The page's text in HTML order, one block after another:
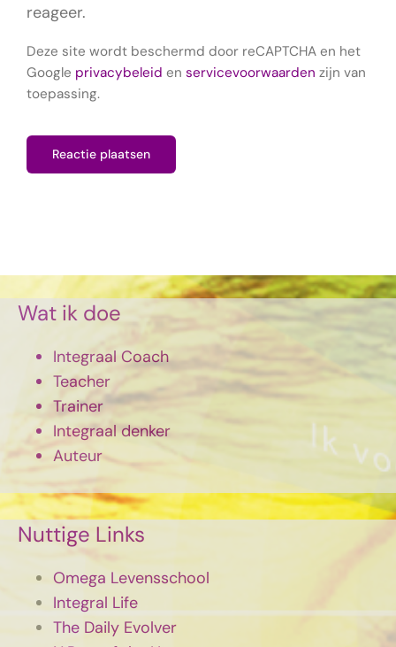
reageer.
Deze site wordt beschermd door reCAPTCHA en het
Google privacybeleid en servicevoorwaarden zijn van
toepassing.
Wat ik doe
Integraal Coach
Teacher
Trainer
Integraal denker
Auteur
Nuttige Links
Omega Levensschool
Integral Life
The Daily Evolver